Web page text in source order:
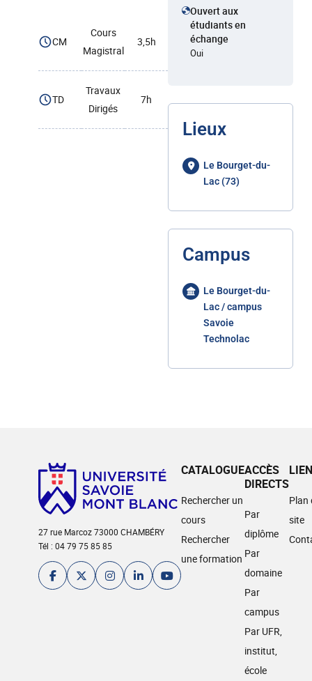
CM
Cours
Magistral
3,5h
TD
Travaux
Dirigés
7h
Ouvert aux
étudiants en
échange
Oui
Lieux
Le Bourget-du-
Lac (73)
Campus
Le Bourget-du-
Lac / campus
Savoie
Technolac
27 rue Marcoz 73000 CHAMBÉRY
Tél : 04 79 75 85 85
CATALOGUE
Rechercher un
cours
Rechercher
une formation
ACCÈS
DIRECTS
Par
diplôme
Par
domaine
Par
campus
Par UFR,
institut,
école
Plan
site